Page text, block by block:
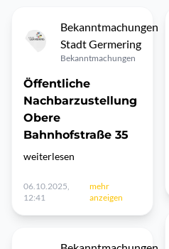
Bekanntmachungen
Stadt Germering
Bekanntmachungen
Öffentliche
Nachbarzustellung
Obere
Bahnhofstraße 35
weiterlesen
06.10.2025,
12:41
mehr
anzeigen